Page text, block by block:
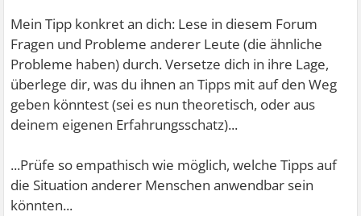
Mein Tipp konkret an dich: Lese in diesem Forum
Fragen und Probleme anderer Leute (die ähnliche
Probleme haben) durch. Versetze dich in ihre Lage,
überlege dir, was du ihnen an Tipps mit auf den Weg
geben könntest (sei es nun theoretisch, oder aus
deinem eigenen Erfahrungsschatz)...
...Prüfe so empathisch wie möglich, welche Tipps auf
die Situation anderer Menschen anwendbar sein
könnten...